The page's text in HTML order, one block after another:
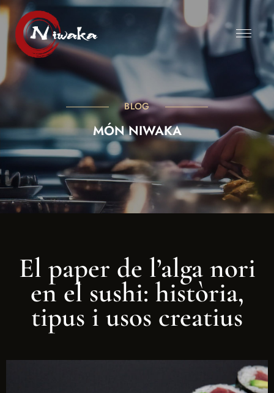
BLOG
MÓN NIWAKA
El paper de l’alga nori
en el sushi: història,
tipus i usos creatius